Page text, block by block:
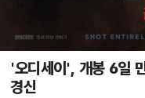
'오디세이', 개봉 6일
경신